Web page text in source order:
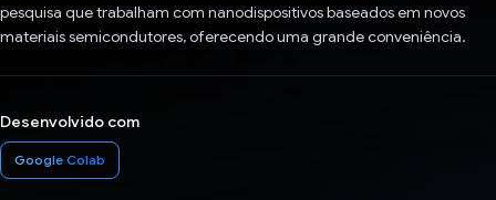
pesquisa que trabalham com nanodispositivos baseados em novos
materiais semicondutores, oferecendo uma grande conveniência.
Desenvolvido com
Google Colab